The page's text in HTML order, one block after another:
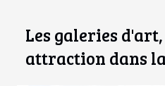
Les galeries
attraction dans